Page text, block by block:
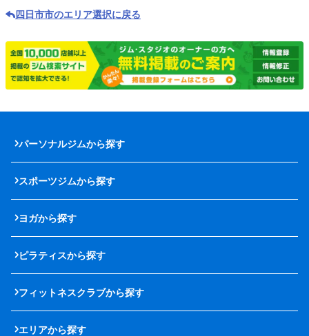
四日市市のエリア選択に戻る
パーソナルジムから探す
スポーツジムから探す
ヨガから探す
ピラティスから探す
フィットネスクラブから探す
エリアから探す